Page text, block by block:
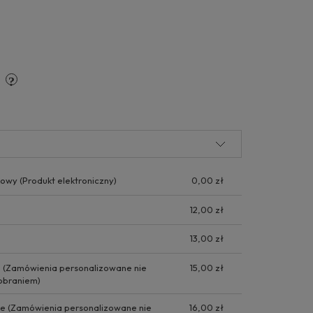
(Produkt elektroniczny) 0,00 zł
12,00 zł
13,00 zł
(Zamówienia personalizowane nie
15,00 zł
(Zamówienia personalizowane nie 16,00 zł